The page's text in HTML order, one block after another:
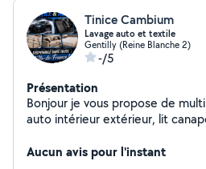
Tinice Cambium
Lavage auto et textile
Gentilly (Reine Blanche 2)
-/5
Présentation
Bonjour je vous propose de
auto intérieur extérieur, lit
parquet montage meuble
Aucun avis pour l'instant